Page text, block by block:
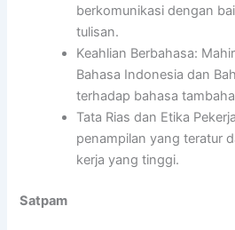
berkomunikasi dengan
tulisan.
Keahlian Berbahasa:
Bahasa Indonesia dan
terhadap bahasa
Tata Rias dan Etika
penampilan yang teratur
kerja yang tinggi.
Satpam